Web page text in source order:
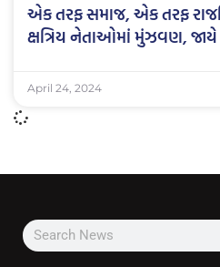
એક તરફ સમાજ, એક તરફ
ક્ષત્રિય નેતાઓમાં મુંઝવણ, જાયે
April 24, 2024